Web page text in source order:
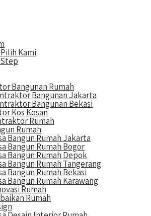
Kami
Bangunan Rumah
Bangunan Jakarta
Bangunan Bekasi
Kos Kosan
Rumah
Rumah
Bangun Rumah Jakarta
Bangun Rumah Bogor
Bangun Rumah Depok
Bangun Rumah Tangerang
Bangun Rumah Bekasi
Bangun Rumah Karawang
Rumah
Rumah